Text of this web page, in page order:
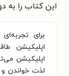
این کتاب را به
برای
اپلیکیشن
اپلیکیشن
لذت خواندن